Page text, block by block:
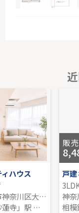
ハウス
神奈川県横浜市神奈川区大口仲町
東急東横線「妙蓮寺」駅 徒歩10分
販